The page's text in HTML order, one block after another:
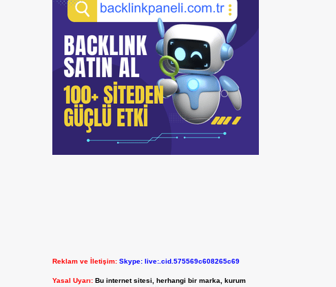
Reklam ve İletişim: Skype: live:.cid.575569c608265c69
Yasal Uyarı: Bu internet sitesi, herhangi bir marka, kurum